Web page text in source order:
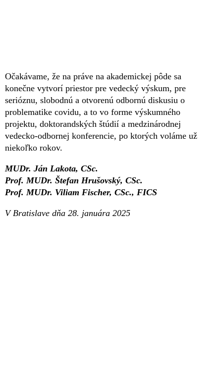
Očakávame, že na práve na akademickej pôde sa
konečne vytvorí priestor pre vedecký výskum, pre
serióznu, slobodnú a otvorenú odbornú diskusiu o
problematike covidu, a to vo forme výskumného
projektu, doktorandských štúdií a medzinárodnej
vedecko-odbornej konferencie, po ktorých voláme už
niekoľko rokov.
MUDr. Ján Lakota, CSc.
Prof. MUDr. Štefan Hrušovský, CSc.
Prof. MUDr. Viliam Fischer, CSc., FICS
V Bratislave dňa 28. januára 2025